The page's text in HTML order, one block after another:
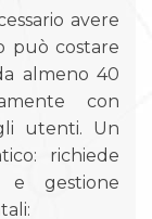
avere
può costare
almeno 40
con
utenti. Un
richiede
e gestione